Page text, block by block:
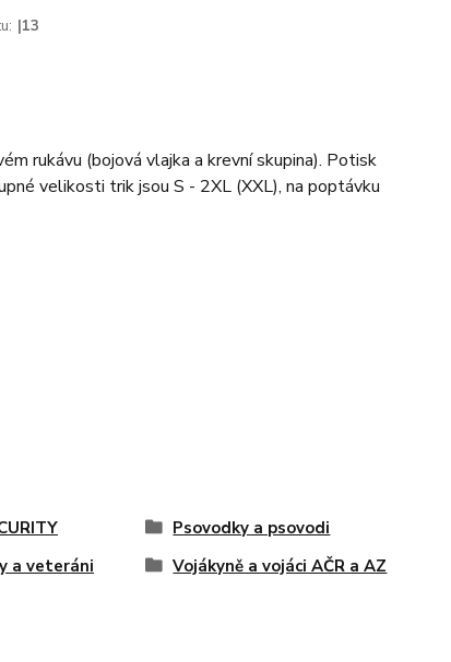
|13
rukávu (bojová vlajka a krevní skupina). Potisk
velikosti trik jsou S - 2XL (XXL), na poptávku
Psovodky a psovodi
a veteráni
Vojákyně a vojáci AČR a AZ